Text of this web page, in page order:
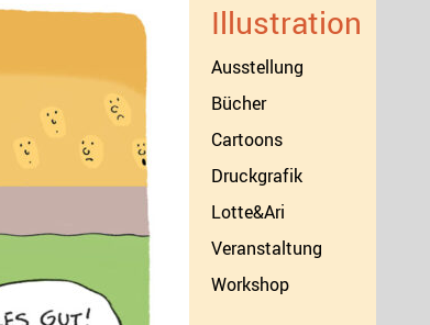
Illustration
Ausstellung
Bücher
Cartoons
Druckgrafik
Lotte&Ari
Veranstaltung
Workshop